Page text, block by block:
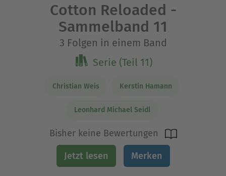
Cotton Reloaded -
Sammelband 11
3 Folgen in einem Band
Serie (Teil 11)
Christian Weis Kerstin Hamann
Leonhard Michael Seidl
Bisher keine Bewertungen
Jetzt lesen Merken